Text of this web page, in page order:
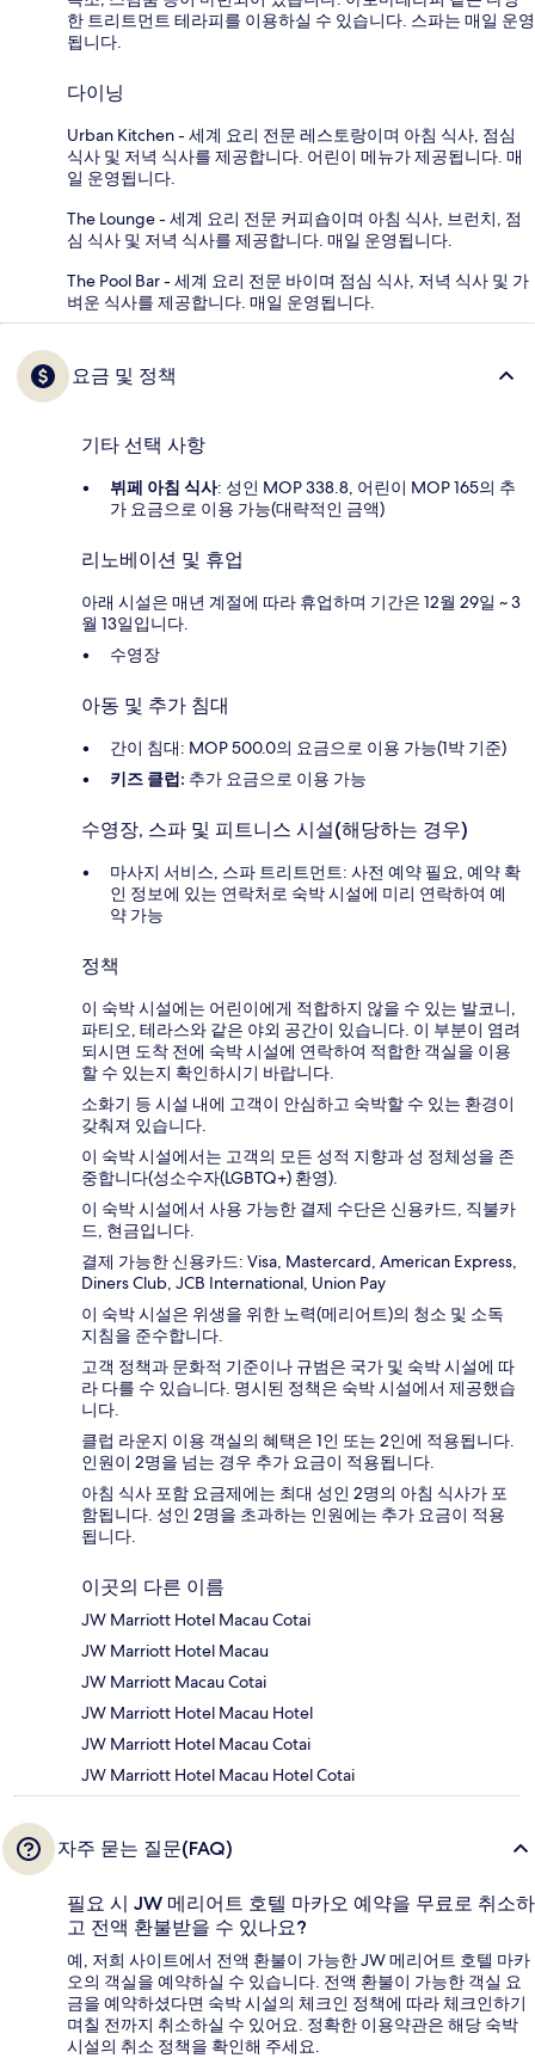
한 트리트먼트 테라피를 이용하실 수 있습니다. 스파는 매일 운영
됩니다.
다이닝
Urban Kitchen - 세계 요리 전문 레스토랑이며 아침 식사, 점심
식사 및 저녁 식사를 제공합니다. 어린이 메뉴가 제공됩니다. 매
일 운영됩니다.
The Lounge - 세계 요리 전문 커피숍이며 아침 식사, 브런치, 점
심 식사 및 저녁 식사를 제공합니다. 매일 운영됩니다.
The Pool Bar - 세계 요리 전문 바이며 점심 식사, 저녁 식사 및 가
벼운 식사를 제공합니다. 매일 운영됩니다.
요금 및 정책
기타 선택 사항
뷔페 아침 식사: 성인 MOP 338.8, 어린이 MOP 165의 추
가 요금으로 이용 가능(대략적인 금액)
리노베이션 및 휴업
아래 시설은 매년 계절에 따라 휴업하며 기간은 12월 29일 ~ 3
월 13일입니다.
수영장
아동 및 추가 침대
간이 침대: MOP 500.0의 요금으로 이용 가능(1박 기준)
키즈 클럽: 추가 요금으로 이용 가능
수영장, 스파 및 피트니스 시설(해당하는 경우)
마사지 서비스, 스파 트리트먼트: 사전 예약 필요, 예약 확
인 정보에 있는 연락처로 숙박 시설에 미리 연락하여 예
약 가능
정책
이 숙박 시설에는 어린이에게 적합하지 않을 수 있는 발코니,
파티오, 테라스와 같은 야외 공간이 있습니다. 이 부분이 염려
되시면 도착 전에 숙박 시설에 연락하여 적합한 객실을 이용
할 수 있는지 확인하시기 바랍니다.
소화기 등 시설 내에 고객이 안심하고 숙박할 수 있는 환경이
갖춰져 있습니다.
이 숙박 시설에서는 고객의 모든 성적 지향과 성 정체성을 존
중합니다(성소수자(LGBTQ+) 환영).
이 숙박 시설에서 사용 가능한 결제 수단은 신용카드, 직불카
드, 현금입니다.
결제 가능한 신용카드: Visa, Mastercard, American Express,
Diners Club, JCB International, Union Pay
이 숙박 시설은 위생을 위한 노력(메리어트)의 청소 및 소독
지침을 준수합니다.
고객 정책과 문화적 기준이나 규범은 국가 및 숙박 시설에 따
라 다를 수 있습니다. 명시된 정책은 숙박 시설에서 제공했습
니다.
클럽 라운지 이용 객실의 혜택은 1인 또는 2인에 적용됩니다.
인원이 2명을 넘는 경우 추가 요금이 적용됩니다.
아침 식사 포함 요금제에는 최대 성인 2명의 아침 식사가 포
함됩니다. 성인 2명을 초과하는 인원에는 추가 요금이 적용
됩니다.
이곳의 다른 이름
JW Marriott Hotel Macau Cotai
JW Marriott Hotel Macau
JW Marriott Macau Cotai
JW Marriott Hotel Macau Hotel
JW Marriott Hotel Macau Cotai
JW Marriott Hotel Macau Hotel Cotai
자주 묻는 질문(FAQ)
필요 시 JW 메리어트 호텔 마카오 예약을 무료로 취소하
고 전액 환불받을 수 있나요?
예, 저희 사이트에서 전액 환불이 가능한 JW 메리어트 호텔 마카
오의 객실을 예약하실 수 있습니다. 전액 환불이 가능한 객실 요
금을 예약하셨다면 숙박 시설의 체크인 정책에 따라 체크인하기
며칠 전까지 취소하실 수 있어요. 정확한 이용약관은 해당 숙박
시설의 취소 정책을 확인해 주세요.